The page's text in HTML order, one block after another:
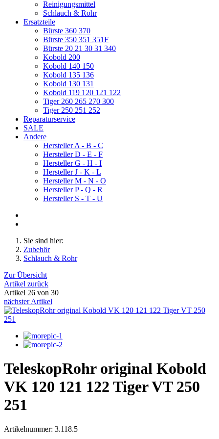
Reinigungsmittel
Schlauch & Rohr
Ersatzteile
Bürste 360 370
Bürste 350 351 351F
Bürste 20 21 30 31 340
Kobold 200
Kobold 140 150
Kobold 135 136
Kobold 130 131
Kobold 119 120 121 122
Tiger 260 265 270 300
Tiger 250 251 252
Reparaturservice
SALE
Andere
Hersteller A - B - C
Hersteller D - E - F
Hersteller G - H - I
Hersteller J - K - L
Hersteller M - N - O
Hersteller P - Q - R
Hersteller S - T - U
Sie sind hier:
Zubehör
Schlauch & Rohr
Zur Übersicht
Artikel zurück
Artikel 26 von 30
nächster Artikel
TeleskopRohr original Kobold
VK 120 121 122 Tiger VT 250
251
Artikelnummer: 3.118.5